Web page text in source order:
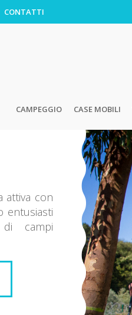
CONTATTI
CAMPEGGIO CASE MOBILI
attiva con
entusiasti
campi